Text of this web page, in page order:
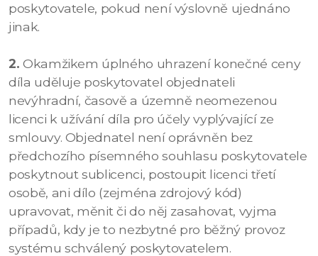
poskytovatele, pokud není výslovně ujednáno
jinak.
2. Okamžikem úplného uhrazení konečné ceny
díla uděluje poskytovatel objednateli
nevýhradní, časově a územně neomezenou
licenci k užívání díla pro účely vyplývající ze
smlouvy. Objednatel není oprávněn bez
předchozího písemného souhlasu poskytovatele
poskytnout sublicenci, postoupit licenci třetí
osobě, ani dílo (zejména zdrojový kód)
upravovat, měnit či do něj zasahovat, vyjma
případů, kdy je to nezbytné pro běžný provoz
systému schválený poskytovatelem.